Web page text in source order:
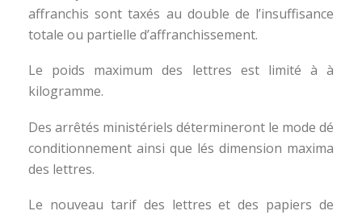
affranchis sont taxés au double de l’insuffisance
totale ou partielle d’affranchissement.
Le poids maximum des lettres est limité à à
kilogramme.
Des arrêtés ministériels détermineront le mode dé
conditionnement ainsi que lés dimension maxima
des lettres.
Le nouveau tarif des lettres et des papiers de